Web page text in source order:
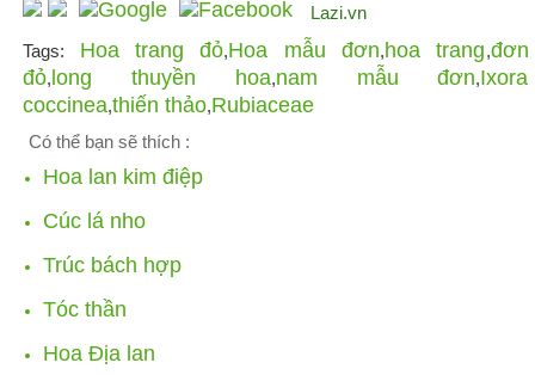
Lazi.vn
Tags: Hoa trang đỏ,Hoa mẫu đơn,hoa trang,đơn
đỏ, long thuyền hoa,nam mẫu đơn,Ixora
coccinea,thiến thảo,Rubiaceae
Có thể bạn sẽ thích :
Hoa lan kim điệp
Cúc lá nho
Trúc bách hợp
Tóc thần
Hoa Địa lan